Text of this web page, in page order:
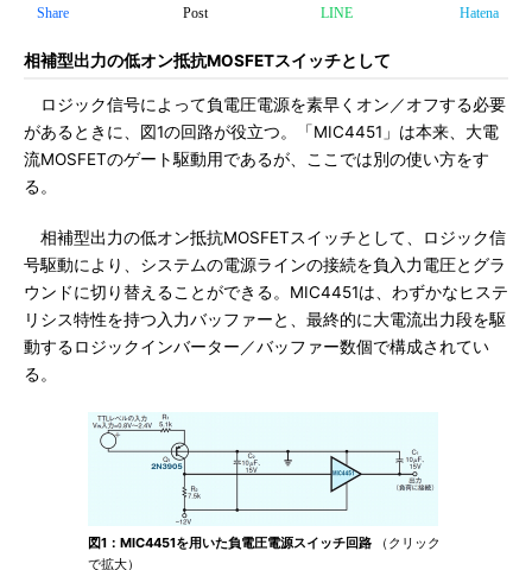
Share Post LINE Hatena
相補型出力の低オン抵抗MOSFETスイッチとして
ロジック信号によって負電圧電源を素早くオン／オフする必要
があるときに、図1の回路が役立つ。「MIC4451」は本来、大電
流MOSFETのゲート駆動用であるが、ここでは別の使い方をす
る。
相補型出力の低オン抵抗MOSFETスイッチとして、ロジック信
号駆動により、システムの電源ラインの接続を負入力電圧とグラ
ウンドに切り替えることができる。MIC4451は、わずかなヒステ
リシス特性を持つ入力バッファーと、最終的に大電流出力段を駆
動するロジックインバーター／バッファー数個で構成されてい
る。
図1：MIC4451を用いた負電圧電源スイッチ回路 （クリック
で拡大）